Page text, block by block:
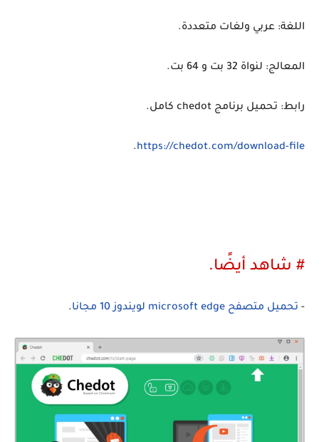
اللغة: عربي ولغات متعددة.
المعالج: لنواة 32 بت و 64 بت.
رابط: تحميل برنامج chedot كامل.
https://chedot.com/download-file
.
# شاهد أيضًا.
- تحميل متصفح microsoft edge لويندوز 10 مجانا .